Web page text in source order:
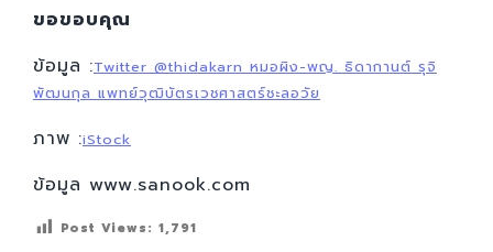
ขอขอบคุณ
ข้อมูล :Twitter @thidakarn หมอผิง-พญ. ธิดากานต์ รุจิ
พัฒนกุล แพทย์วุฒิบัตรเวชศาสตร์ชะลอวัย
ภาพ :iStock
ข้อมูล www.sanook.com
Post Views: 1,791